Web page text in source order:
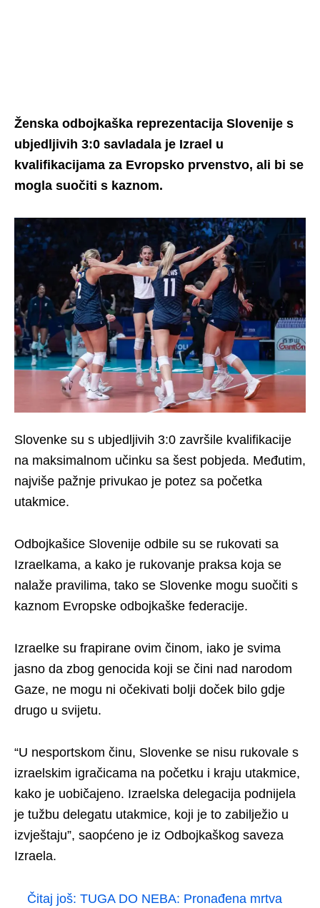
Ženska odbojkaška reprezentacija Slovenije s
ubjedljivih 3:0 savladala je Izrael u
kvalifikacijama za Evropsko prvenstvo, ali bi se
mogla suočiti s kaznom.
Slovenke su s ubjedljivih 3:0 završile kvalifikacije
na maksimalnom učinku sa šest pobjeda. Međutim,
najviše pažnje privukao je potez sa početka
utakmice.
Odbojkašice Slovenije odbile su se rukovati sa
Izraelkama, a kako je rukovanje praksa koja se
nalaže pravilima, tako se Slovenke mogu suočiti s
kaznom Evropske odbojkaške federacije.
Izraelke su frapirane ovim činom, iako je svima
jasno da zbog genocida koji se čini nad narodom
Gaze, ne mogu ni očekivati bolji doček bilo gdje
drugo u svijetu.
“U nesportskom činu, Slovenke se nisu rukovale s
izraelskim igračicama na početku i kraju utakmice,
kako je uobičajeno. Izraelska delegacija podnijela
je tužbu delegatu utakmice, koji je to zabilježio u
izvještaju”, saopćeno je iz Odbojkaškog saveza
Izraela.
Čitaj još: TUGA DO NEBA: Pronađena mrtva